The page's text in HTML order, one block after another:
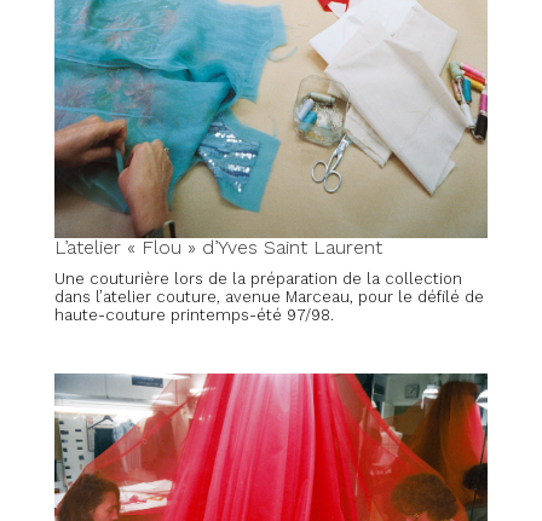
L’atelier « Flou » d’Yves Saint Laurent
Une couturière lors de la préparation de la collection
dans l’atelier couture, avenue Marceau, pour le défilé de
haute-couture printemps-été 97/98.